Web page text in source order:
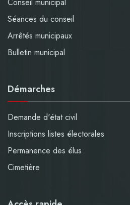
Séances du conseil
Arrêtés municipaux
Bulletin municipal
Démarches
Demande d'état civil
Inscriptions listes électorales
Permanence des élus
Cimetière